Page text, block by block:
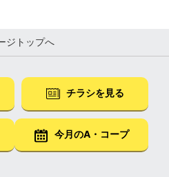
ジトップへ
チラシを見る
今月のA・コープ